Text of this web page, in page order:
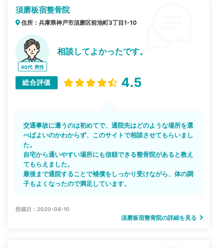
須磨板宿整骨院
住所：兵庫県神戸市須磨区前池町3丁目1-10
40代 男性
相談してよかったです。
総合評価 4.5
交通事故に遭うのは初めてで、通院先はどのような場所を選
べばよいのかわからず、このサイトで相談させてもらいまし
た。
自宅から通いやすい場所にも信頼できる整骨院があると教え
てもらえました。
最後まで通院することで補償をしっかり受けながら、体の調
子もよくなったので満足しています。
投稿日：2020-08-10
須磨板宿整骨院の詳細を見る